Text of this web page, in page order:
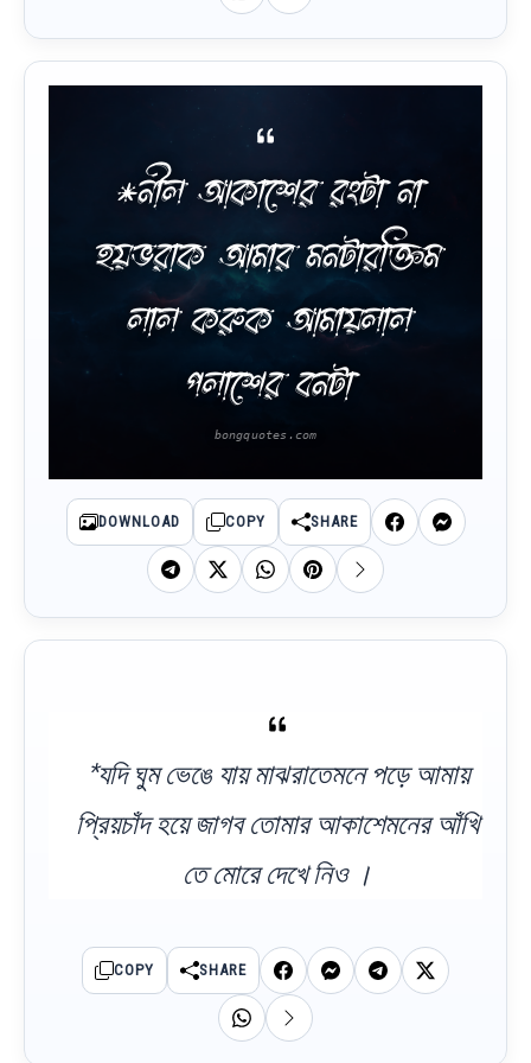
*নীল আকাশের রংটা না
হয়ভরাক আমার মনটারক্তিম
লাল করুক আমায়লাল
পলাশের বনটা
DOWNLOAD COPY SHARE
*যদি ঘুম ভেঙে যায় মাঝরাতেমনে পড়ে আমায়
প্রিয়চাঁদ হয়ে জাগব তোমার আকাশেমনের আঁখি
তে মোরে দেখে নিও ।
COPY SHARE